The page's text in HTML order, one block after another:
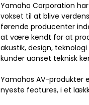
Yamaha Corporation
vokset til at blive
førende producenter
at være kendt for at
akustik, design,
kunder uanset teknisk
Yamahas AV-produkter
nyeste features, i et